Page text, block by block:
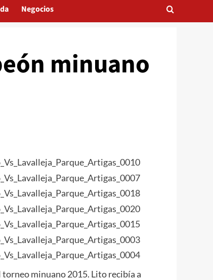
Negocios
minuano
minuano 2015. Lito recibía a